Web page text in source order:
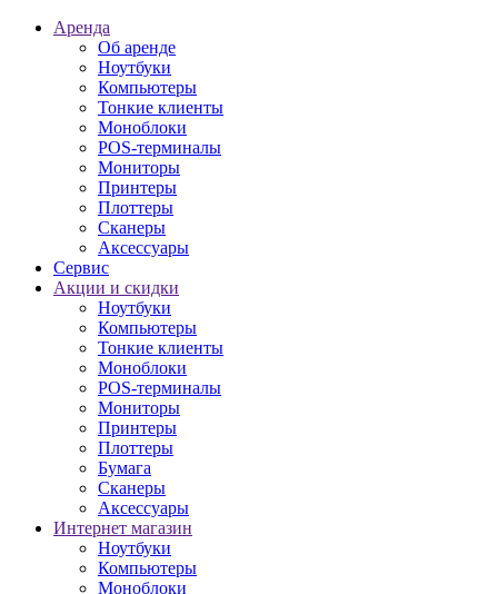
Аренда
Об аренде
Ноутбуки
Компьютеры
Тонкие клиенты
Моноблоки
POS-терминалы
Мониторы
Принтеры
Плоттеры
Сканеры
Аксессуары
Сервис
Акции и скидки
Ноутбуки
Компьютеры
Тонкие клиенты
Моноблоки
POS-терминалы
Мониторы
Принтеры
Плоттеры
Бумага
Сканеры
Аксессуары
Интернет магазин
Ноутбуки
Компьютеры
Моноблоки